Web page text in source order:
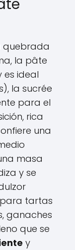
quebrada
la pâte
es ideal
la sucrée
para el
rica
una
masa
y se
para tartas
ganaches
que se
y